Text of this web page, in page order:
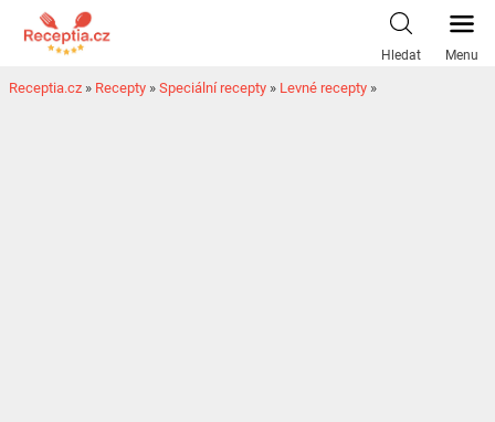
Hledat Menu
Receptia.cz » Recepty » Speciální recepty » Levné recepty »